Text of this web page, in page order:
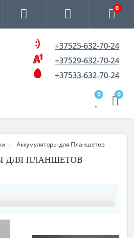
0
+37525-632-70-24
+37529-632-70-24
+37533-632-70-24
0 0
Аккумуляторы для Планшетов
ДЛЯ ПЛАНШЕТОВ